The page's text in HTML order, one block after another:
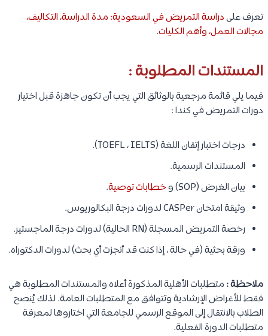
تعرف علىدراسة التمريض في السعودية: مدة الدراسة، التكاليف،
مجالات العمل، وأهم الكليات.
المستندات المطلوبة:
فيما يلي قائمة مرجعية بالوثائق التي يجب أن تكون جاهزة قبل اختيار
دورات التمريض في كندا :
درجات اختبار إتقان اللغة (TOEFL ، IELTS).
المستندات الرسمية.
بيان الغرض (SOP) و
خطابات توصية.
وثيقة امتحان CASPer لدورات درجة البكالوريوس.
رخصة التمريض المسجلة (RN الحالية) لدورات درجة الماجستير.
ورقة بحثية (في حالة ، إذا كنت قد أنجزت أي بحث) لدورات الدكتوراه.
ملاحظة : متطلبات الأهلية المذكورة أعلاه والمستندات المطلوبة هي
فقط للأغراض الإرشادية وتتوافق مع المتطلبات العامة. لذلك يُنصح
الطلاب بالانتقال إلى الموقع الرسمي للجامعة التي اختاروها لمعرفة
متطلبات الدورة الفعلية.